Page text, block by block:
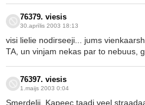
76379. viesis
30.aprīlis 2003 18:13
visi lielie nodirseeji... jums
TA, un vinjam nekas par to nebuus,
76397. viesis
1.maijs 2003 0:04